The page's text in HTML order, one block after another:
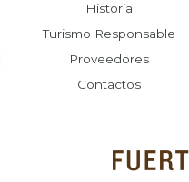
Historia
Turismo Responsable
Proveedores
Contactos